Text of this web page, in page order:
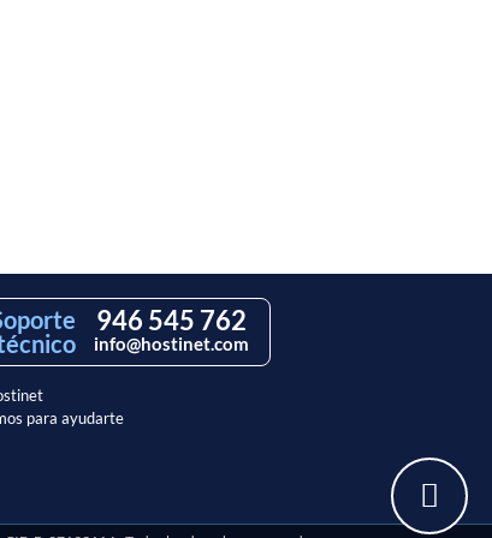
946 545 762
info@hostinet.com
para ayudarte